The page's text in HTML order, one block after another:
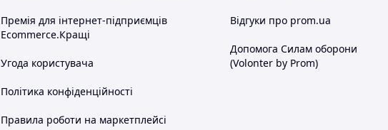
Премія для інтернет-підприємців
Ecommerce.Кращі
Угода користувача
Політика конфіденційності
Правила роботи на маркетплейсі
Відгуки про prom.ua
Допомога Силам оборони
(Volonter by Prom)